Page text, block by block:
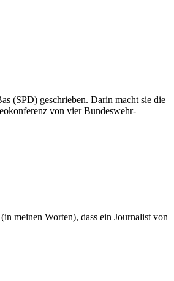
(SPD) geschrieben. Darin macht sie die
von vier Bundeswehr-
meinen Worten), dass ein Journalist von